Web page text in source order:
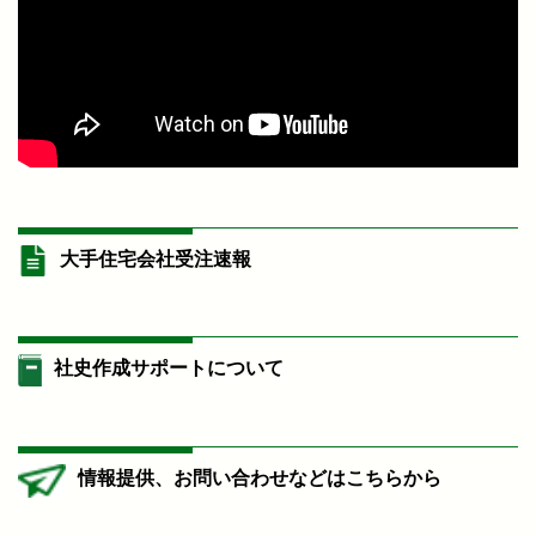
大手住宅会社受注速報
社史作成サポートについて
情報提供、お問い合わせなどはこちらから